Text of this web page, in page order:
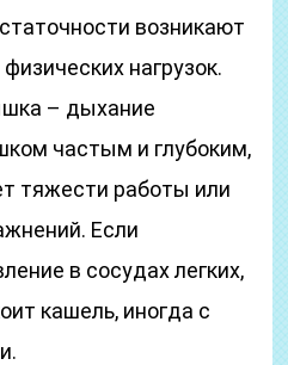
возникают
нагрузок.
– дыхание
частым и глубоким,
тяжести работы или
Если
в сосудах легких,
кашель, иногда с